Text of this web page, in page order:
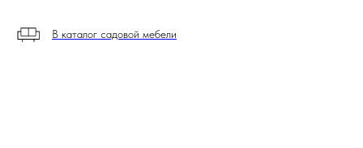
В каталог садовой мебели